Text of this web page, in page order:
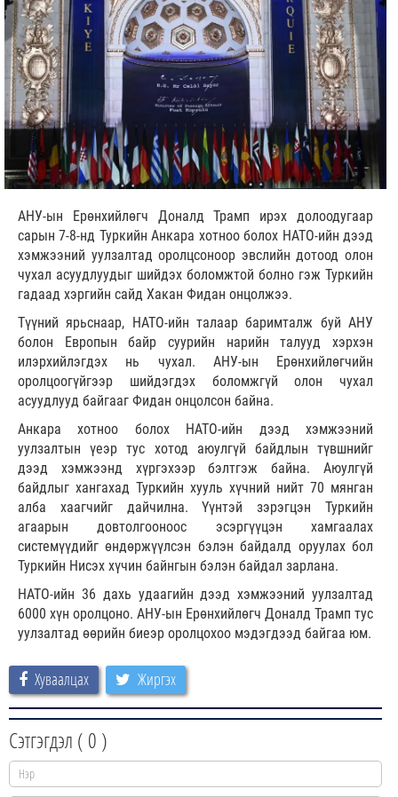
АНУ-ын Ерөнхийлөгч Доналд Трамп ирэх долоодугаар
сарын 7-8-нд Туркийн Анкара хотноо болох НАТО-ийн дээд
хэмжээний уулзалтад оролцсоноор эвслийн дотоод олон
чухал асуудлуудыг шийдэх боломжтой болно гэж Туркийн
гадаад хэргийн сайд Хакан Фидан онцолжээ.
Түүний ярьснаар, НАТО-ийн талаар баримталж буй АНУ
болон Европын байр суурийн нарийн талууд хэрхэн
илэрхийлэгдэх нь чухал. АНУ-ын Ерөнхийлөгчийн
оролцоогүйгээр шийдэгдэх боломжгүй олон чухал
асуудлууд байгааг Фидан онцолсон байна.
Анкара хотноо болох НАТО-ийн дээд хэмжээний
уулзалтын үеэр тус хотод аюулгүй байдлын түвшнийг
дээд хэмжээнд хүргэхээр бэлтгэж байна. Аюулгүй
байдлыг хангахад Туркийн хууль хүчний нийт 70 мянган
алба хаагчийг дайчилна. Үүнтэй зэрэгцэн Туркийн
агаарын довтолгооноос эсэргүүцэн хамгаалах
системүүдийг өндөржүүлсэн бэлэн байдалд оруулах бол
Туркийн Нисэх хүчин байнгын бэлэн байдал зарлана.
НАТО-ийн 36 дахь удаагийн дээд хэмжээний уулзалтад
6000 хүн оролцоно. АНУ-ын Ерөнхийлөгч Доналд Трамп тус
уулзалтад өөрийн биеэр оролцохоо мэдэгдээд байгаа юм.
Хуваалцах Жиргэх
Сэтгэгдэл ( 0 )